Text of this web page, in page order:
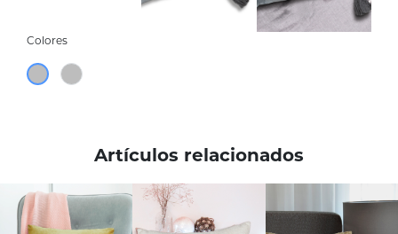
Artículos relacionados
Colores